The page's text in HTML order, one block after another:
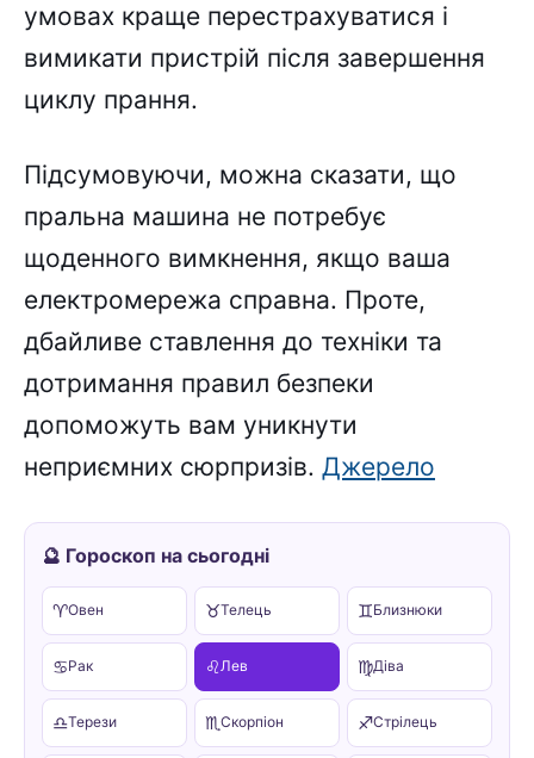
умовах краще перестрахуватися і
вимикати пристрій після завершення
циклу прання.
Підсумовуючи, можна сказати, що
пральна машина не потребує
щоденного вимкнення, якщо ваша
електромережа справна. Проте,
дбайливе ставлення до техніки та
дотримання правил безпеки
допоможуть вам уникнути
неприємних сюрпризів. Джерело
🔮 Гороскоп на сьогодні
♈Овен ♉Телець ♊Близнюки
♋Рак ♌Лев ♍Діва
♎Терези ♏ Скорпіон ♐Стрілець